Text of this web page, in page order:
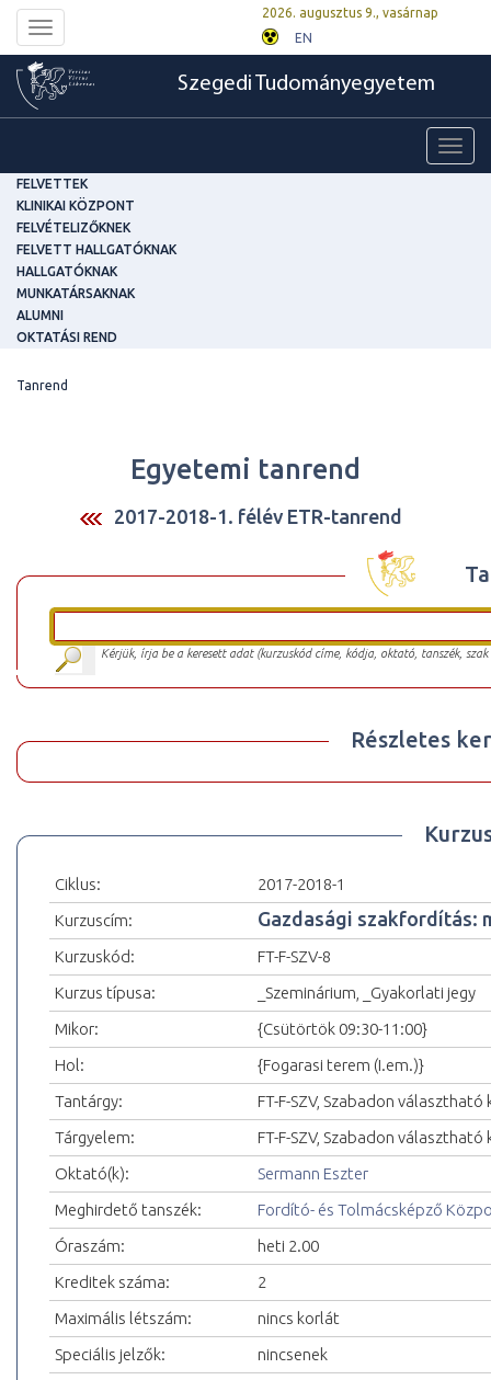
Toggle
navigation
2026. augusztus 9., vasárnap
EN
Szegedi Tudományegyetem
FELVETTEK
KLINIKAI KÖZPONT
FELVÉTELIZŐKNEK
FELVETT HALLGATÓKNAK
HALLGATÓKNAK
MUNKATÁRSAKNAK
ALUMNI
OKTATÁSI REND
Tanrend
Egyetemi tanrend
2017-2018-1. félév ETR-tanrend
Kérjük, írja be a keresett adat (kurzuskód címe, kódja, oktató, tanszék,
Részletes
Ciklus:
2017-2018-1
Kurzuscím:
Gazdasági szakfordítás:
Kurzuskód:
FT-F-SZV-8
Kurzus típusa:
_Szeminárium, _Gyakorlati jegy
Mikor:
{Csütörtök 09:30-11:00}
Hol:
{Fogarasi terem (I.em.)}
Tantárgy:
FT-F-SZV, Szabadon választható
Tárgyelem:
FT-F-SZV, Szabadon választható
Oktató(k):
Sermann Eszter
Meghirdető tanszék:
Fordító- és Tolmácsképző
Óraszám:
heti 2.00
Kreditek száma:
2
Maximális létszám:
nincs korlát
Speciális jelzők:
nincsenek